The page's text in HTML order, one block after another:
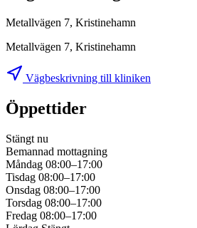
Metallvägen 7, Kristinehamn
Metallvägen 7, Kristinehamn
Vägbeskrivning till kliniken
Öppettider
Stängt nu
Bemannad mottagning
Måndag 08:00–17:00
Tisdag 08:00–17:00
Onsdag 08:00–17:00
Torsdag 08:00–17:00
Fredag 08:00–17:00